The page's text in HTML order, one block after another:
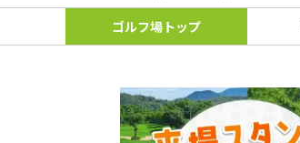
ゴルフ場 トップ